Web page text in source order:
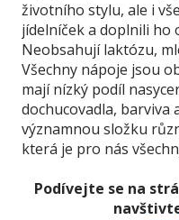
životního stylu, ale i
jídelníček a doplnili ho
Neobsahují laktózu,
Všechny nápoje jsou
mají nízký podíl
dochucovadla, barviva
významnou složku
která je pro nás
Podívejte se na